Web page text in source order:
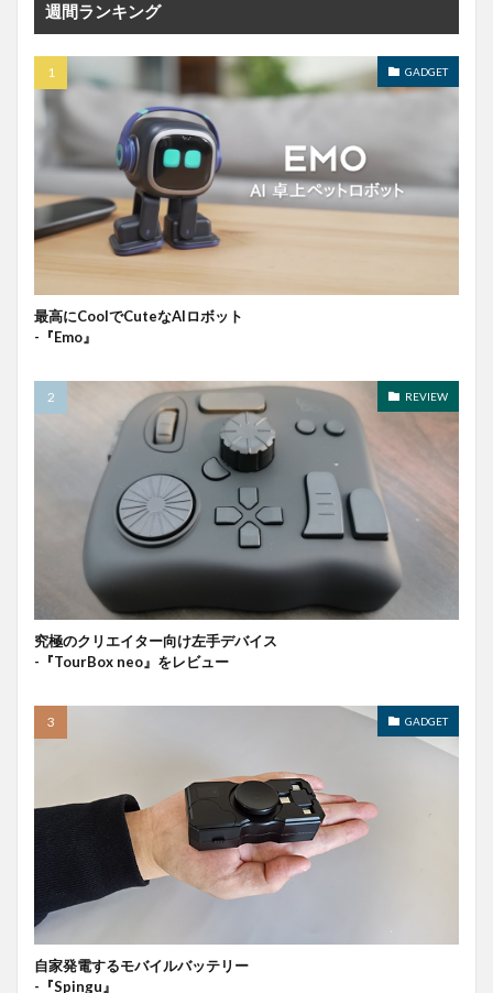
週間ランキング
GADGET
最高にCoolでCuteなAIロボット
-『Emo』
REVIEW
究極のクリエイター向け左手デバイス
-『TourBox neo』をレビュー
GADGET
自家発電するモバイルバッテリー
-『Spingu』